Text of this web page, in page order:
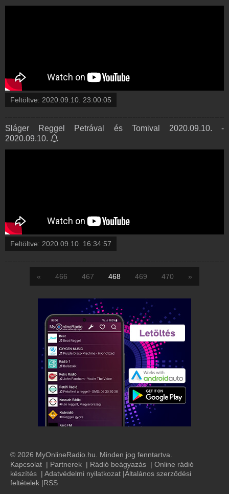
Feltöltve: 2020.09.10. 23:00:05
Sláger Reggel Petrával és Tomival 2020.09.10. -
2020.09.10.
Feltöltve: 2020.09.10. 16:34:57
« 466 467 468 469 470 »
© 2026 MyOnlineRadio.hu. Minden jog fenntartva.
Kapcsolat | Partnerek | Rádió beágyazás | Online rádió
készítés | Adatvédelmi nyilatkozat |Általános szerződési
feltételek |RSS